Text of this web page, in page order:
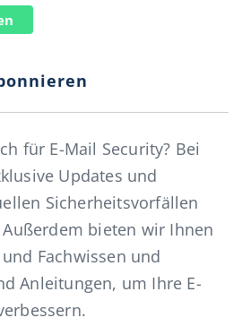
für E-Mail Security? Bei
Updates und
Sicherheitsvorfällen
bieten wir Ihnen
Fachwissen und
Anleitungen, um Ihre E-